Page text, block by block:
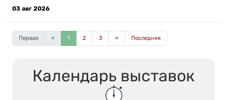
03 авг 2026
Первая « 1 2 3 » Последняя
Календарь выставок